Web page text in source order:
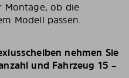
Montage, ob die
Modell passen.
nehmen Sie
und Fahrzeug 15 –